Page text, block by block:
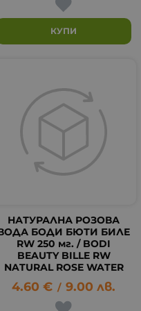
КУПИ
НАТУРАЛНА РОЗОВА
БОДИ БЮТИ БИЛЕ
RW 250 мг. / BODI
BEAUTY BILLE RW
NATURAL ROSE WATER
4.60 € / 9.00 лв.